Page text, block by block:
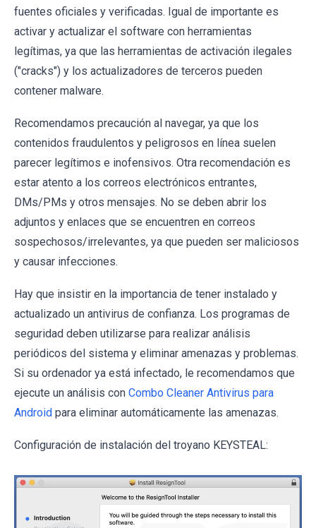
fuentes oficiales y verificadas. Igual de importante es
activar y actualizar el software con herramientas
legítimas, ya que las herramientas de activación ilegales
("cracks") y los actualizadores de terceros pueden
contener malware.
Recomendamos precaución al navegar, ya que los
contenidos fraudulentos y peligrosos en línea suelen
parecer legítimos e inofensivos. Otra recomendación es
estar atento a los correos electrónicos entrantes,
DMs/PMs y otros mensajes. No se deben abrir los
adjuntos y enlaces que se encuentren en correos
sospechosos/irrelevantes, ya que pueden ser maliciosos
y causar infecciones.
Hay que insistir en la importancia de tener instalado y
actualizado un antivirus de confianza. Los programas de
seguridad deben utilizarse para realizar análisis
periódicos del sistema y eliminar amenazas y problemas.
Si su ordenador ya está infectado, le recomendamos que
ejecute un análisis con Combo Cleaner Antivirus para
Android para eliminar automáticamente las amenazas.
Configuración de instalación del troyano KEYSTEAL: